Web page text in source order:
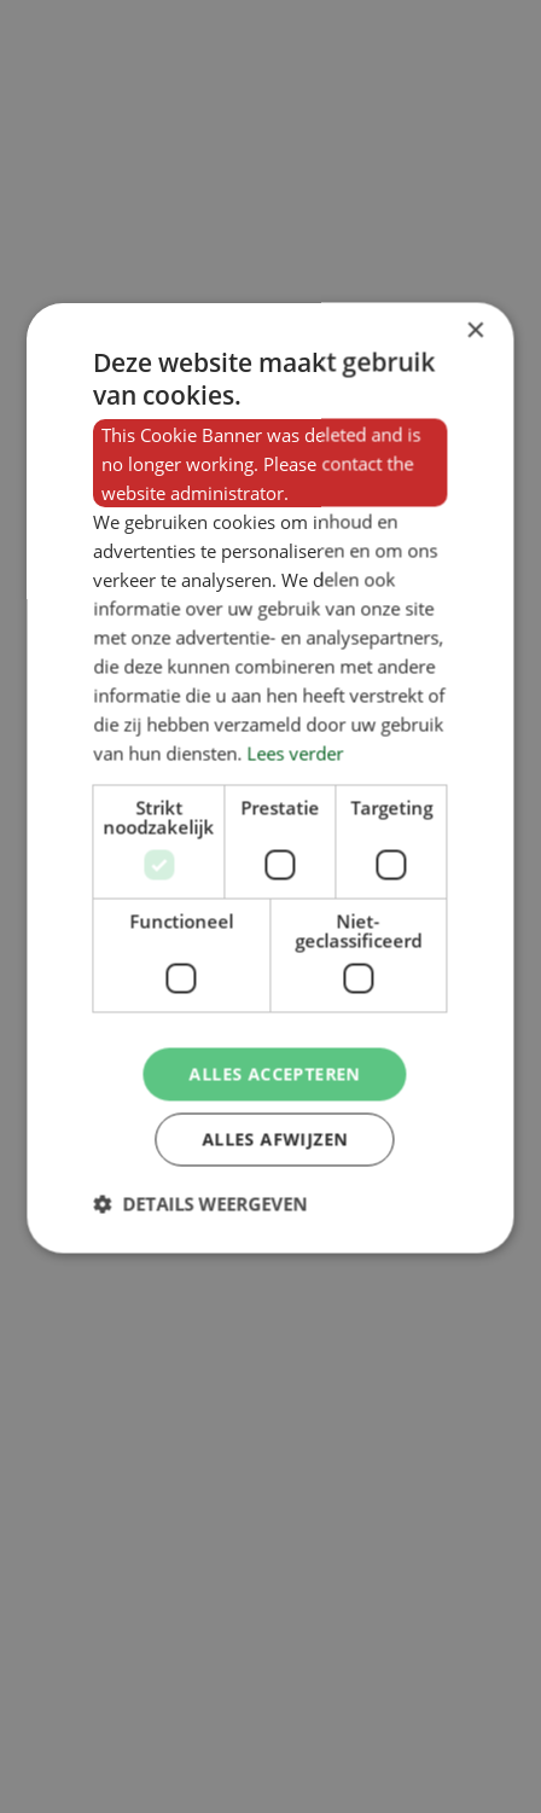
×
Deze website maakt gebruik
van cookies.
This Cookie Banner was deleted and is
no longer working. Please contact the
website administrator.
We gebruiken cookies om inhoud en
advertenties te personaliseren en om ons
verkeer te analyseren. We delen ook
informatie over uw gebruik van onze site
met onze advertentie- en analysepartners,
die deze kunnen combineren met andere
informatie die u aan hen heeft verstrekt of
die zij hebben verzameld door uw gebruik
van hun diensten. Lees verder
Strikt
noodzakelijk
Prestatie Targeting
Functioneel
Niet-
geclassificeerd
ALLES ACCEPTEREN
ALLES AFWIJZEN
DETAILS WEERGEVEN